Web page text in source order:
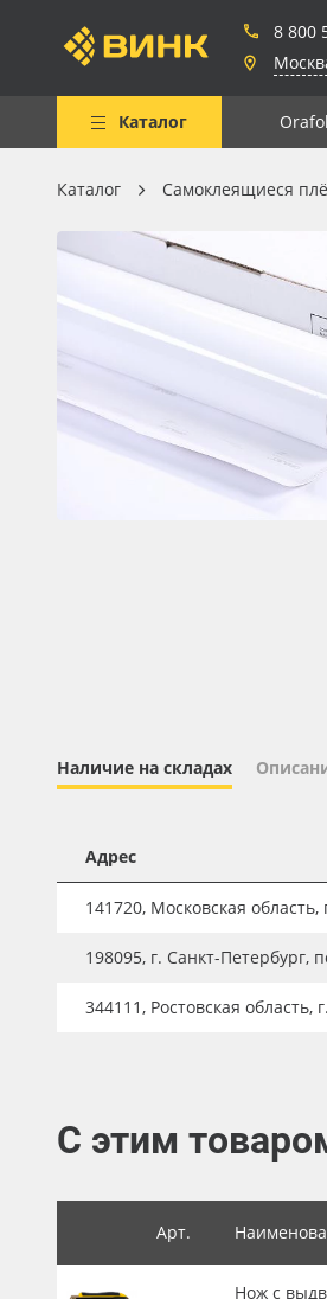
8 800
Каталог Orafol
Весь каталог
Рулонные материалы
Самоклеящиеся плёнки
Листовые материалы
Чернила
Клей, скотчи и крепёж
Мобильные конструкции и
POS-материалы
Новинки ассортимента
Плёнка монтажная
ПЭТ листовой
ПЭТ бэклит
Заготовки для
Каталог Самоклеящиеся
Наличие на складах
Адрес
141720, Московская
198095, г. Санкт-Петербург,
344111, Ростовская
С этим
Арт.
Нож с